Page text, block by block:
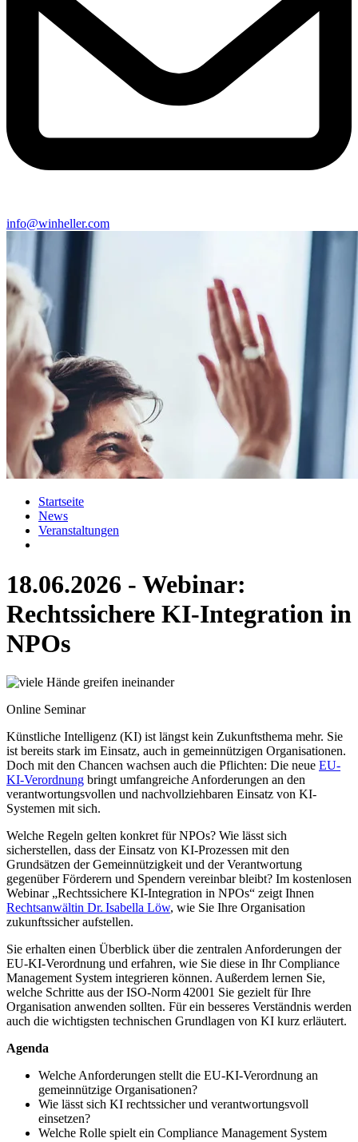
info@winheller.com
Startseite
News
Veranstaltungen
18.06.2026 - Webinar:
Rechtssichere KI-Integration in
NPOs
Online Seminar
Künstliche Intelligenz (KI) ist längst kein Zukunftsthema mehr. Sie
ist bereits stark im Einsatz, auch in gemeinnützigen Organisationen.
Doch mit den Chancen wachsen auch die Pflichten: Die neue EU-
KI-Verordnung bringt umfangreiche Anforderungen an den
verantwortungsvollen und nachvollziehbaren Einsatz von KI-
Systemen mit sich.
Welche Regeln gelten konkret für NPOs? Wie lässt sich
sicherstellen, dass der Einsatz von KI-Prozessen mit den
Grundsätzen der Gemeinnützigkeit und der Verantwortung
gegenüber Förderern und Spendern vereinbar bleibt? Im kostenlosen
Webinar „Rechtssichere KI-Integration in NPOs“ zeigt Ihnen
Rechtsanwältin Dr. Isabella Löw, wie Sie Ihre Organisation
zukunftssicher aufstellen.
Sie erhalten einen Überblick über die zentralen Anforderungen der
EU-KI-Verordnung und erfahren, wie Sie diese in Ihr Compliance
Management System integrieren können. Außerdem lernen Sie,
welche Schritte aus der ISO-Norm 42001 Sie gezielt für Ihre
Organisation anwenden sollten. Für ein besseres Verständnis werden
auch die wichtigsten technischen Grundlagen von KI kurz erläutert.
Agenda
Welche Anforderungen stellt die EU-KI-Verordnung an
gemeinnützige Organisationen?
Wie lässt sich KI rechtssicher und verantwortungsvoll
einsetzen?
Welche Rolle spielt ein Compliance Management System